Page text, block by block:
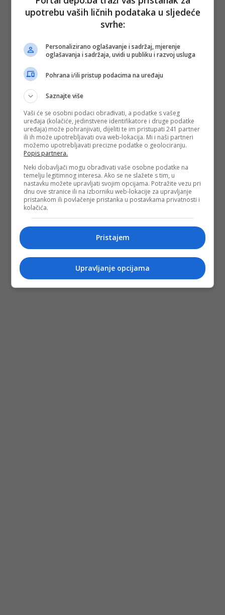
Depo.ba pratite putem društvenih mrežaTwitteriFacebook
upotrebu vaših ličnih podataka u sljedeće
svrhe:
Personalizirano oglašavanje i sadržaj, mjerenje
oglašavanja i sadržaja, uvidi u publiku i razvoj usluga
Pohrana i/ili pristup podacima na uređaju
Saznajte više
Vaši će se osobni podaci obrađivati, a podatke s vašeg
uređaja (kolačiće, jedinstvene identifikatore i druge podatke
uređaja) može pohranjivati, dijeliti te im pristupati 241 partner
ili ih može upotrebljavati ova web-lokacija. Mi i naši partneri
možemo upotrebljavati precizne podatke o geolociranju.
Popis partnera.
Neki dobavljači mogu obrađivati vaše osobne podatke na
temelju legitimnog interesa. Ako se ne slažete s tim, u
nastavku možete upravljati svojim opcijama. Potražite vezu pri
dnu ove stranice ili na izborniku web-lokacije za upravljanje
pristankom ili povlačenje pristanka u postavkama privatnosti i
kolačića.
Pristajem
Upravljanje opcijama